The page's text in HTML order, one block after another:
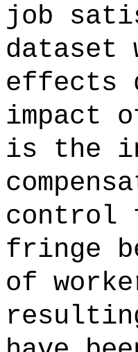
job
effects
impact
is the
control
fringe
of